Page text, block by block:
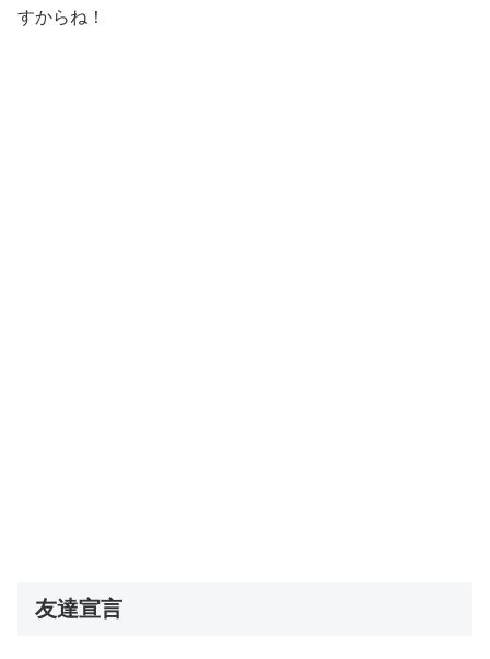
すからね！
友達宣言